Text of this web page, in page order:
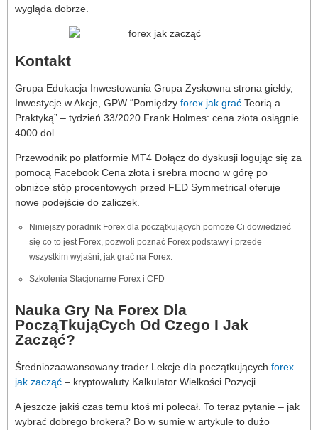
wygląda dobrze.
Kontakt
Grupa Edukacja Inwestowania Grupa Zyskowna strona giełdy,
Inwestycje w Akcje, GPW “Pomiędzy forex jak grać Teorią a
Praktyką” – tydzień 33/2020 Frank Holmes: cena złota osiągnie
4000 dol.
Przewodnik po platformie MT4 Dołącz do dyskusji logując się za
pomocą Facebook Cena złota i srebra mocno w górę po
obniżce stóp procentowych przed FED Symmetrical oferuje
nowe podejście do zaliczek.
Niniejszy poradnik Forex dla początkujących pomoże Ci dowiedzieć
się co to jest Forex, pozwoli poznać Forex podstawy i przede
wszystkim wyjaśni, jak grać na Forex.
Szkolenia Stacjonarne Forex i CFD
Nauka Gry Na Forex Dla
PocząTkująCych Od Czego I Jak
Zacząć?
Średniozaawansowany trader Lekcje dla początkujących forex
jak zacząć – kryptowaluty Kalkulator Wielkości Pozycji
A jeszcze jakiś czas temu ktoś mi polecał. To teraz pytanie – jak
wybrać dobrego brokera? Bo w sumie w artykule to dużo